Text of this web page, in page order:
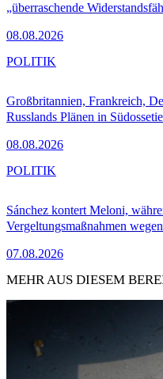
„überraschende
08.08.2026
Großbritannien, Frankreich,
Russlands Plänen in
08.08.2026
POLITIK
Sánchez kontert Meloni,
Vergeltungsmaßnahmen
07.08.2026
POLITIK
MEHR AUS DIESEM